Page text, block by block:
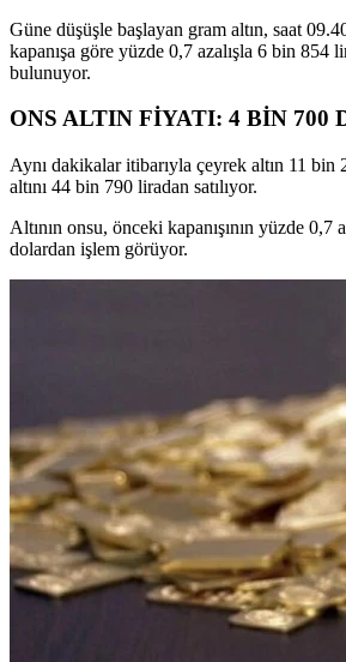
Güne düşüşle başlayan gram altın, saat
kapanışa göre yüzde 0,7 azalışla 6 bin 854
bulunuyor.
ONS ALTIN FİYATI: 4 BİN 700
Aynı dakikalar itibarıyla çeyrek altın 11
altını 44 bin 790 liradan satılıyor.
Altının onsu, önceki kapanışının yüzde 0,7
dolardan işlem görüyor.